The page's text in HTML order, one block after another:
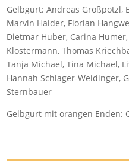
Gelbgurt: Andreas Großpötzl,
Marvin Haider, Florian
Dietmar Huber, Carina
Klostermann, Thomas
Tanja Michael, Tina Michael,
Hannah Schlager-Weidinger,
Sternbauer
Gelbgurt mit orangen Enden: